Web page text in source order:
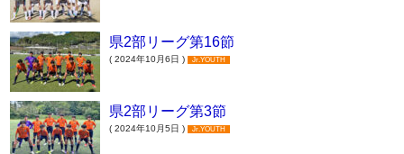
県2部リーグ第16節
( 2024年10月6日 ) Jr.YOUTH
県2部リーグ第3節
( 2024年10月5日 ) Jr.YOUTH